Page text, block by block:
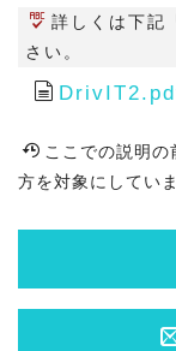
詳しくは下記
さい。
ここでの説明の
方を対象にしていま